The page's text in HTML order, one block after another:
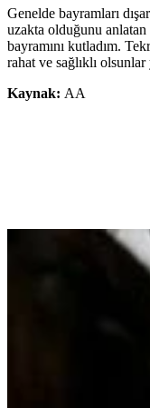
Genelde bayramları
uzakta olduğunu
bayramını kutladım.
rahat ve sağlıklı
Kaynak: AA